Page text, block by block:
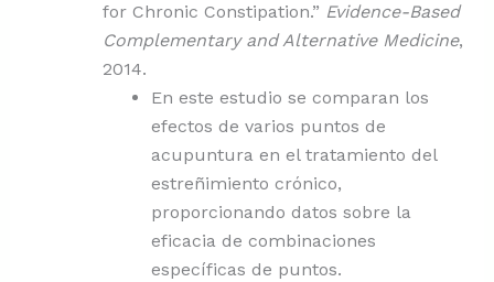
for Chronic Constipation.” Evidence-Based
Complementary and Alternative Medicine,
2014.
En este estudio se comparan los
efectos de varios puntos de
acupuntura en el tratamiento del
estreñimiento crónico,
proporcionando datos sobre la
eficacia de combinaciones
específicas de puntos.